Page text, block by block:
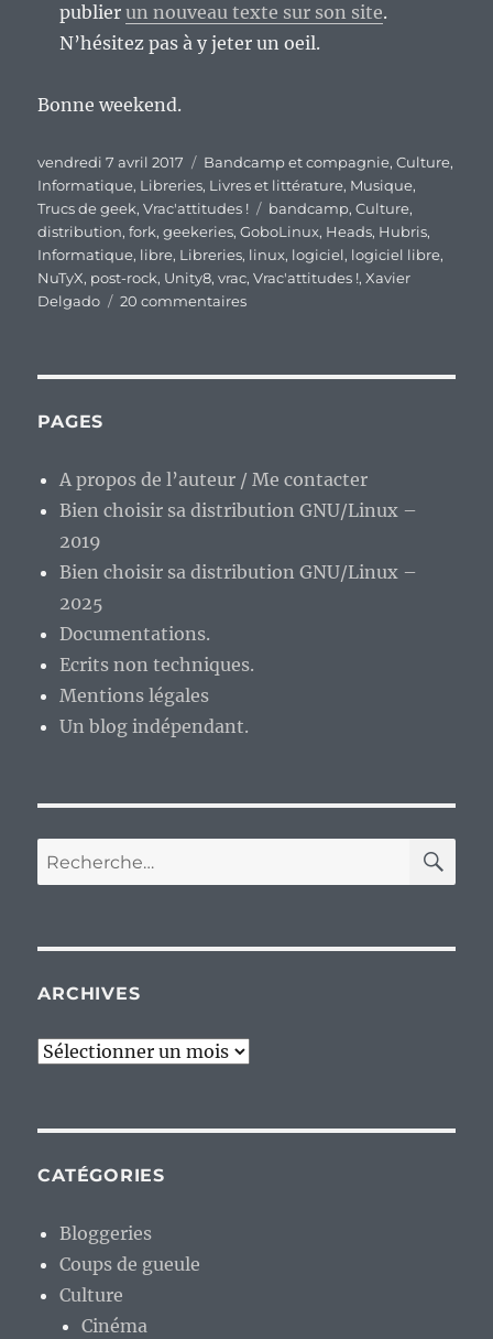
publierun nouveau texte sur son site.
N’hésitez pas à y jeter un oeil.
Bonne weekend.
Publié
le
vendredi 7 avril 2017 Catégories
Bandcamp et compagnie,Culture,
Informatique, Libreries, Livres et littérature, Musique,
Trucs de geek,Vrac'attitudes ! Étiquettes
bandcamp,Culture,
distribution,fork,geekeries,GoboLinux, Heads, Hubris,
Informatique, libre, Libreries, linux, logiciel, logiciel libre,
NuTyX, post-rock, Unity8,vrac,Vrac'attitudes !,Xavier
Delgado
20 commentairessur
PAGES
A propos de l’auteur / Me contacter
Bien choisir sa distribution GNU/Linux –
2019
Bien choisir sa distribution GNU/Linux –
2025
Documentations.
Ecrits non techniques.
Mentions légales
Un blog indépendant.
Recherche
pour :
ARCHIVES
Archives
CATÉGORIES
Bloggeries
Coups de gueule
Culture
Cinéma